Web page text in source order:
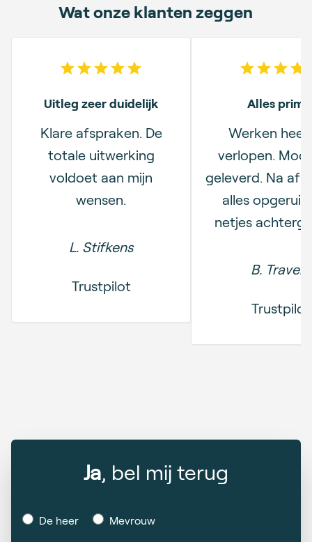
Wat onze klanten zeggen
5 out of 5 stars
Uitleg zeer duidelijk
Klare afspraken. De
totale uitwerking
voldoet aan mijn
wensen.
L. Stifkens
Trustpilot
5 out
Alles
Werken heel
verlopen.
geleverd. Na
alles
netjes
B. Travers
Trustpilot
Ja, bel mij terug
De heer Mevrouw